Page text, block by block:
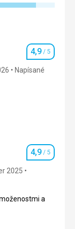
Hodnotenie
4,9 / 5
Napísané
4,0/ 5
5,0/ 5
Hodnotenie
4,9 / 5
2025
a